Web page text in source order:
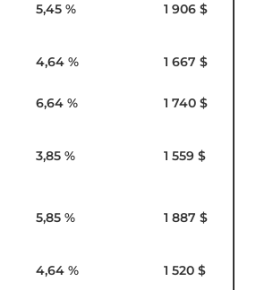
5,45 % 1 906 $
4,64 %
6,64 %
1 667 $
1 740 $
3,85 %
5,85 %
1 559 $
1 887 $
4,64 % 1 520 $